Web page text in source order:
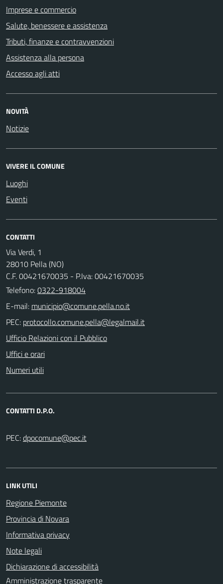
Imprese e commercio
Salute, benessere e assistenza
Tributi, finanze e contravvenzioni
Assistenza alla persona
Accesso agli atti
NOVITÀ
Notizie
VIVERE IL COMUNE
Luoghi
Eventi
CONTATTI
Via Verdi, 1
28010 Pella (NO)
C.F. 00421670035 - P.Iva: 00421670035
Telefono:0322-918004
E-mail:
PEC:
Ufficio Relazioni con il Pubblico
Uffici e orari
Numeri utili
CONTATTI D.P.O.
PEC:
LINK UTILI
Regione Piemonte
Provincia di Novara
Informativa privacy
Note legali
Dichiarazione di accessibilità
Amministrazione trasparente